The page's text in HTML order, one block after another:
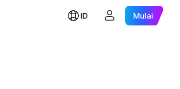
ID Mulai